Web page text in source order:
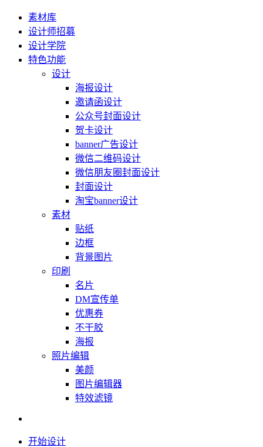
素材库
设计师招募
设计学院
特色功能
设计
海报设计
邀请函设计
公众号封面设计
贺卡设计
banner广告设计
微信二维码设计
微信朋友圈封面设计
封面设计
淘宝banner设计
素材
贴纸
边框
背景图片
印刷
名片
DM宣传单
优惠券
不干胶
海报
照片编辑
美颜
图片编辑器
特效滤镜
开始设计